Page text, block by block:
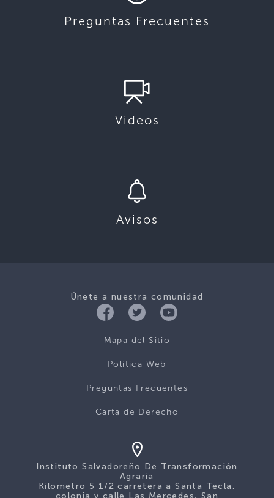
Preguntas Frecuentes
Videos
Avisos
Únete a nuestra comunidad
Mapa del Sitio
Politica Web
Preguntas Frecuentes
Carta de Derecho
Instituto Salvadoreño De Transformación
Agraria
Kilómetro 5 1/2 carretera a Santa Tecla,